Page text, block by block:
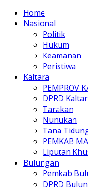
Home
Nasional
Politik
Hukum
Keamanan
Peristiwa
Kaltara
PEMPROV
DPRD
Tarakan
Nunukan
Tana
PEMKAB
Liputan
Bulungan
Pemkab
DPRD